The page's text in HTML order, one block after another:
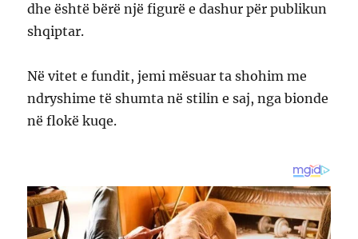
dhe është bërë një figurë e dashur për publikun
shqiptar.
Në vitet e fundit, jemi mësuar ta shohim me
ndryshime të shumta në stilin e saj, nga bionde
në flokë kuqe.